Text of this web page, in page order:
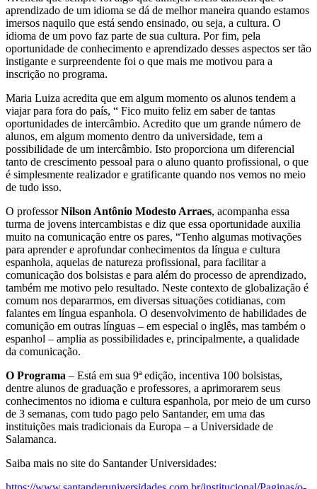
aprendizado de um idioma se dá de melhor maneira quando estamos
imersos naquilo que está sendo ensinado, ou seja, a cultura. O
idioma de um povo faz parte de sua cultura. Por fim, pela
oportunidade de conhecimento e aprendizado desses aspectos ser tão
instigante e surpreendente foi o que mais me motivou para a
inscrição no programa.
Maria Luiza acredita que em algum momento os alunos tendem a
viajar para fora do país, “ Fico muito feliz em saber de tantas
oportunidades de intercâmbio. Acredito que um grande número de
alunos, em algum momento dentro da universidade, tem a
possibilidade de um intercâmbio. Isto proporciona um diferencial
tanto de crescimento pessoal para o aluno quanto profissional, o que
é simplesmente realizador e gratificante quando nos vemos no meio
de tudo isso.
O professorNilson Antônio Modesto Arraes, acompanha essa
turma de jovens intercambistas e diz que essa oportunidade auxilia
muito na comunicação entre os pares, “Tenho algumas motivações
para aprender e aprofundar conhecimentos da língua e cultura
espanhola, aquelas de natureza profissional, para facilitar a
comunicação dos bolsistas e para além do processo de aprendizado,
também me motivo pelo resultado. Neste contexto de globalização é
comum nos depararmos, em diversas situações cotidianas, com
falantes em língua espanhola. O desenvolvimento de habilidades de
comunição em outras línguas – em especial o inglês, mas também o
espanhol – amplia as possibilidades e, principalmente, a qualidade
da comunicação.
O Programa – Está em sua 9ª edição, incentiva 100 bolsistas,
dentre alunos de graduação e professores, a aprimorarem seus
conhecimentos no idioma e cultura espanhola, por meio de um curso
de 3 semanas, com tudo pago pelo Santander, em uma das
instituições mais tradicionais da Europa – a Universidade de
Salamanca.
Saiba mais no site do Santander Universidades: